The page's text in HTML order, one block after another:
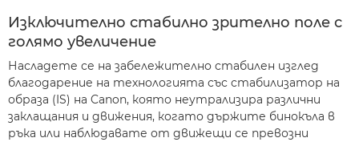
Изключително стабилно зрително поле с
голямо увеличение
Насладете се на забележително стабилен изглед
благодарение на технологията със стабилизатор на
образа (IS) на Canon, която неутрализира различни
заклащания и движения, когато държите бинокъла в
ръка или наблюдавате от движещи се превозни